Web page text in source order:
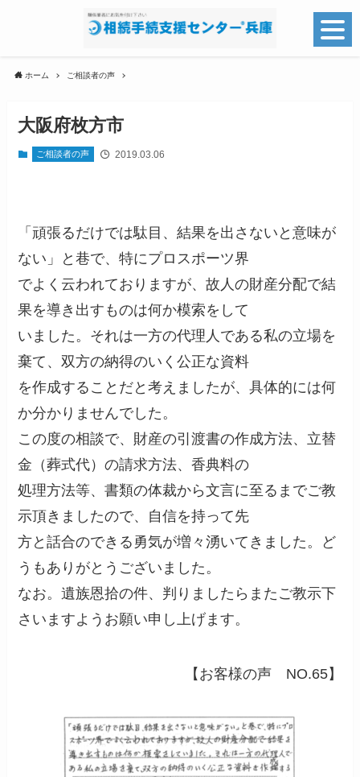
ホーム ご相談者の声
大阪府枚方市
ご相談者の声 2019.03.06
「頑張るだけでは駄目、結果を出さないと意味が
ない」と巷で、特にプロスポーツ界
でよく云われておりますが、故人の財産分配で結
果を導き出すものは何か模索をして
いました。それは一方の代理人である私の立場を
棄て、双方の納得のいく公正な資料
を作成することだと考えましたが、具体的には何
か分かりませんでした。
この度の相談で、財産の引渡書の作成方法、立替
金（葬式代）の請求方法、香典料の
処理方法等、書類の体裁から文言に至るまでご教
示頂きましたので、自信を持って先
方と話合のできる勇気が増々湧いてきました。ど
うもありがとうございました。
なお。遺族恩拾の件、判りましたらまたご教示下
さいますようお願い申し上げます。
【お客様の声 NO.65】